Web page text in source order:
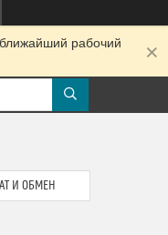
рабочий
И ОБМЕН